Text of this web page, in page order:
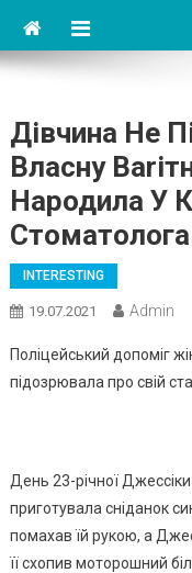
Дівчина Не
Власну
Народила У
INTERESTING
19.07.2021 Admin
Поліцейський допоміг
підозрювала про свій
День 23-річної
приготувала сніданок
помахав їй рукою, а
її схопив моторошний